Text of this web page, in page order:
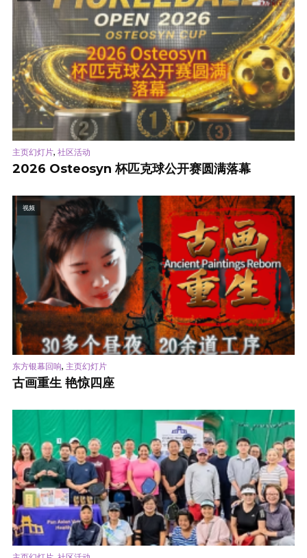
主页幻灯片, 社区活动
2026 Osteosyn 杯匹克球公开赛圆满落幕
视频
东方银幕回响, 主页幻灯片
古画重生 艳惊四座